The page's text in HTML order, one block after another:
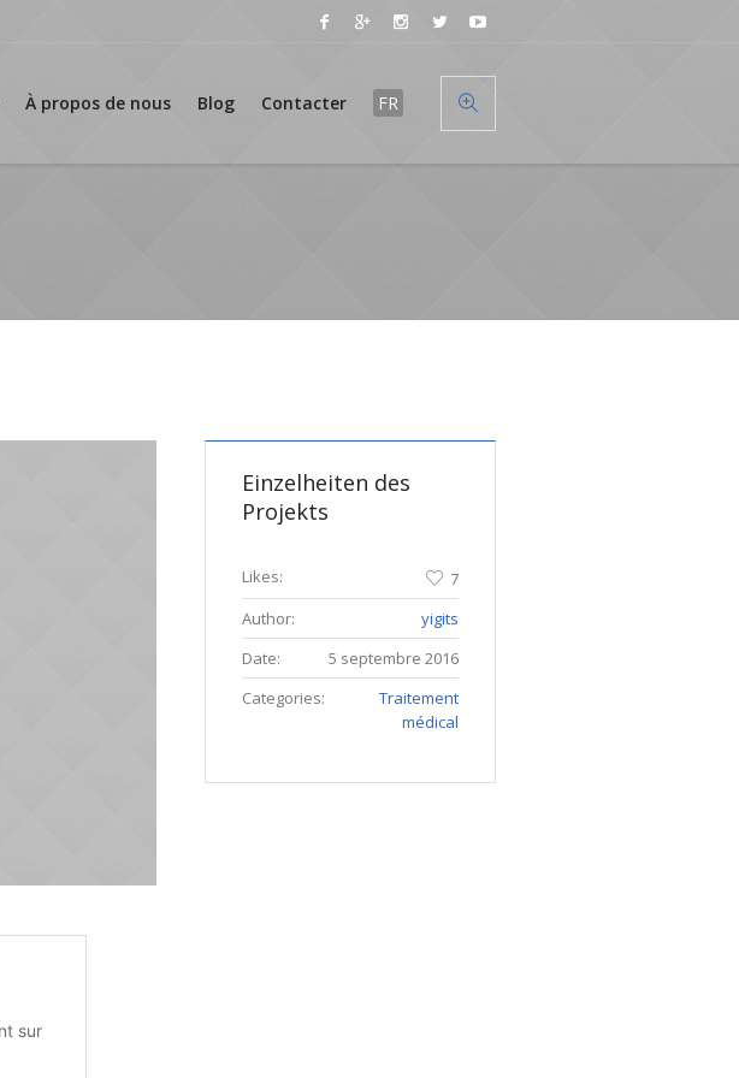
À propos de nous Blog Contacter FR
Einzelheiten des
Projekts
Likes:
7
Author:
yigits
Date:
5 septembre 2016
Categories:
Traitement
médical